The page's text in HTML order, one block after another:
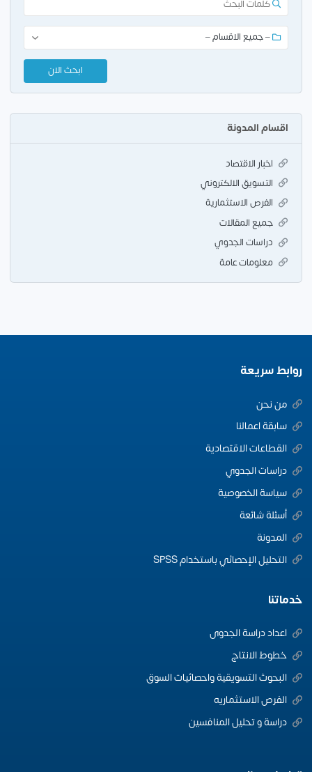
اقسام المدونة
اخبار الاقتصاد
التسويق الالكتروني
الفرص الاستثمارية
جميع المقالات
دراسات الجدوي
معلومات عامة
روابط سريعة
من نحن
سابقة اعمالنا
القطاعات الاقتصادية
دراسات الجدوي
سياسة الخصوصية
أسئلة شائعة
المدونة
التحليل الإحصائي باستخدام SPSS
خدماتنا
اعداد دراسة الجدوى
خطوط الانتاج
البحوث التسويقية واحصائيات السوق
الفرص الاستثماريه
دراسة و تحليل المنافسين